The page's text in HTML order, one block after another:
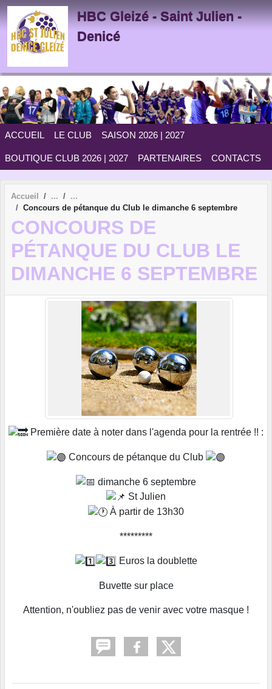
HBC Gleizé - Saint Julien -
Denicé
ACCUEIL LE CLUB SAISON 2026 | 2027
BOUTIQUE CLUB 2026 | 2027 PARTENAIRES CONTACTS
Accueil
Concours de pétanque du Club le dimanche 6 septembre
CONCOURS DE
PÉTANQUE DU CLUB LE
DIMANCHE 6 SEPTEMBRE
Première date à noter dans l'agenda pour la rentrée !! :
Concours de pétanque du Club
dimanche 6 septembre
St Julien
À partir de 13h30
*********
Euros la doublette
Buvette sur place
Attention, n'oubliez pas de venir avec votre masque !
Panneau de gestion des cookies